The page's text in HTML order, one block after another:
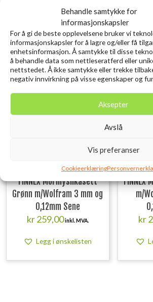
Behandle samtykke for
informasjonskapsler
For å gi de beste opplevelsene bruker vi
informasjonskapsler for å lagre og/eller få
enhetsinformasjon. Å samtykke til disse
å behandle data som nettleseratferd eller
nettstedet. Å ikke samtykke eller trekke
negativ innvirkning på visse egenskaper og
Aksepter
Avslå
Vis preferanser
Cookieerklæring
Legg i ønskelisten
Utsolgt
FINNEX Mormyshkasett
Grønn m/Wolfram 3 mm og
0,12mm Sene
kr259,00inkl. MVA.
Legg i ønskelisten
FINNEX
m/
kr